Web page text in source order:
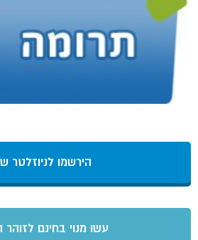
הירשמו לניוזלטר
עשו מנוי בחינם